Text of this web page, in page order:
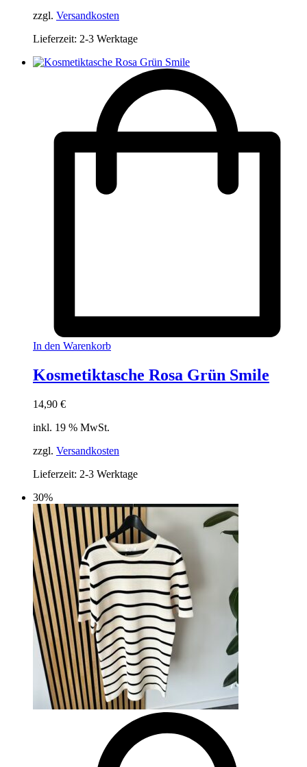
zzgl. Versandkosten
Lieferzeit: 2-3 Werktage
In den Warenkorb
Kosmetiktasche Rosa Grün Smile
14,90 €
inkl. 19 % MwSt.
zzgl. Versandkosten
Lieferzeit: 2-3 Werktage
30%